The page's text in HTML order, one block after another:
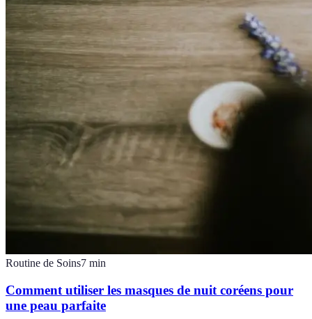
Routine de Soins7 min
Comment utiliser les masques de nuit coréens pour
une peau parfaite